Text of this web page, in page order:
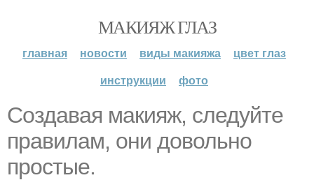
МАКИЯЖ ГЛАЗ
главная новости виды макияжа
цвет глаз
инструкции
фото
Создавая макияж, следуйте
правилам, они довольно
простые.